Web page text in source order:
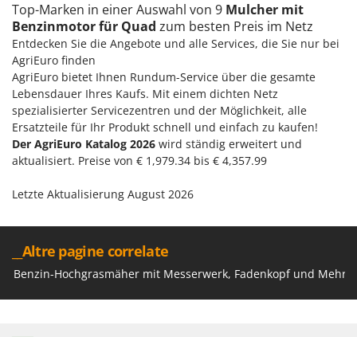
Top-Marken in einer Auswahl von 9 Mulcher mit
Benzinmotor für Quad zum besten Preis im Netz
Entdecken Sie die Angebote und alle Services, die Sie nur bei
AgriEuro finden
AgriEuro bietet Ihnen Rundum-Service über die gesamte
Lebensdauer Ihres Kaufs. Mit einem dichten Netz
spezialisierter Servicezentren und der Möglichkeit, alle
Ersatzteile für Ihr Produkt schnell und einfach zu kaufen!
Der AgriEuro Katalog 2026 wird ständig erweitert und
aktualisiert. Preise von € 1,979.34 bis € 4,357.99
Letzte Aktualisierung August 2026
__Altre pagine correlate
Benzin-Hochgrasmäher mit Messerwerk, Fadenkopf und